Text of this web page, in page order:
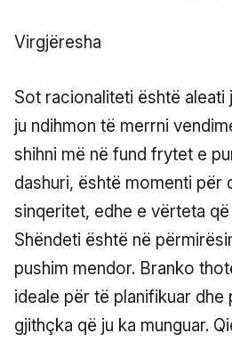
Virgjëresha
Sot racionaliteti është aleati
ju ndihmon të merrni
shihni më në fund frytet e
dashuri, është momenti për
sinqeritet, edhe e vërteta
Shëndeti është në
pushim mendor. Branko
ideale për të planifikuar dhe
gjithçka që ju ka munguar.